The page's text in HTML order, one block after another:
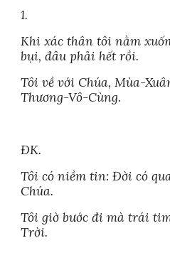
1.
Khi xác thân tôi nằm
bụi, đâu phải hết rồi.
Tôi về với Chúa, Mùa-
Thương-Vô-Cùng.
ĐK.
Tôi có niềm tin: Đời có
Chúa.
Tôi giờ bước đi mà trái
Trời.